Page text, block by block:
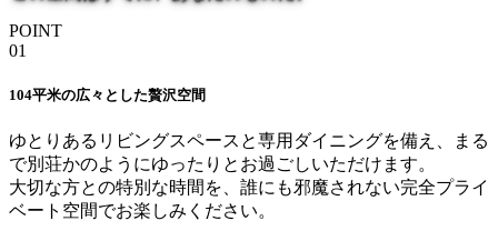
POINT
01
104平米の広々とした贅沢空間
ゆとりあるリビングスペースと専用ダイニングを備え、まる
で別荘かのようにゆったりとお過ごしいただけます。
大切な方との特別な時間を、誰にも邪魔されない完全プライ
ベート空間でお楽しみください。